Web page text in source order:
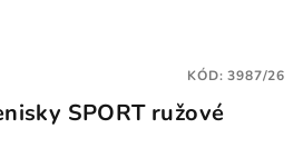
SPORT ružové
KÓD:3987/26